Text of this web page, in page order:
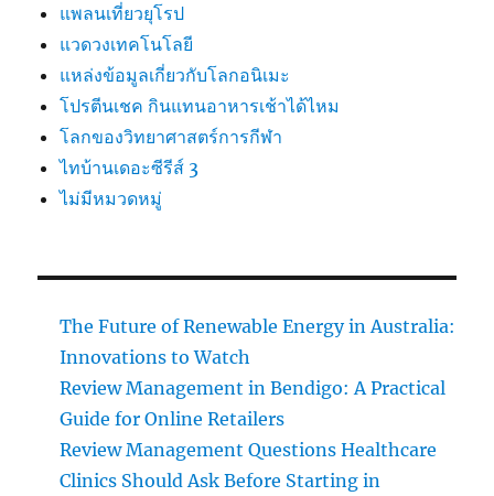
แพลนเที่ยวยุโรป
แวดวงเทคโนโลยี
แหล่งข้อมูลเกี่ยวกับโลกอนิเมะ
โปรตีนเชค กินแทนอาหารเช้าได้ไหม
โลกของวิทยาศาสตร์การกีฬา
ไทบ้านเดอะซีรีส์ 3
ไม่มีหมวดหมู่
The Future of Renewable Energy in Australia:
Innovations to Watch
Review Management in Bendigo: A Practical
Guide for Online Retailers
Review Management Questions Healthcare
Clinics Should Ask Before Starting in